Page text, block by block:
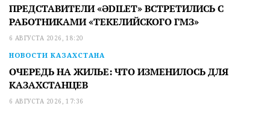
ПРЕДСТАВИТЕЛИ «ӘDILET» ВСТРЕТИЛИСЬ С
РАБОТНИКАМИ «ТЕКЕЛИЙСКОГО ГМЗ»
6 АВГУСТА 2026, 18:20
НОВОСТИ КАЗАХСТАНА
ОЧЕРЕДЬ НА ЖИЛЬЕ: ЧТО ИЗМЕНИЛОСЬ ДЛЯ
КАЗАХСТАНЦЕВ
6 АВГУСТА 2026, 17:36